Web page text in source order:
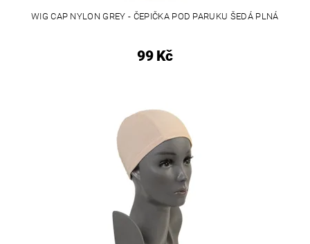
WIG CAP NYLON GREY - ČEPIČKA POD PARUKU ŠEDÁ PLNÁ
99 Kč